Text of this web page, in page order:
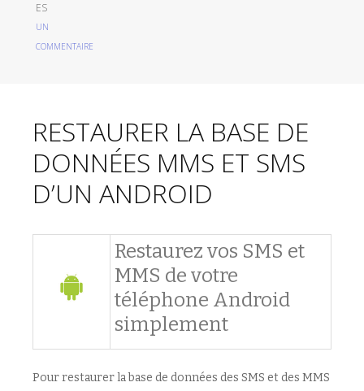
ES
UN
COMMENTAIRE
RESTAURER LA BASE DE
DONNÉES MMS ET SMS
D’UN ANDROID
Restaurez vos SMS et
MMS de votre
téléphone Android
simplement
Pour restaurer la base de données des SMS et des MMS